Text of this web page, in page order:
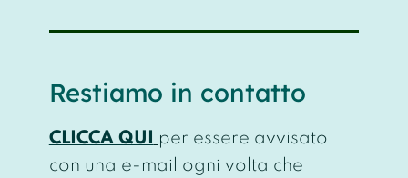
Restiamo in contatto
CLICCA QUI per essere avvisato
con una e-mail ogni volta che